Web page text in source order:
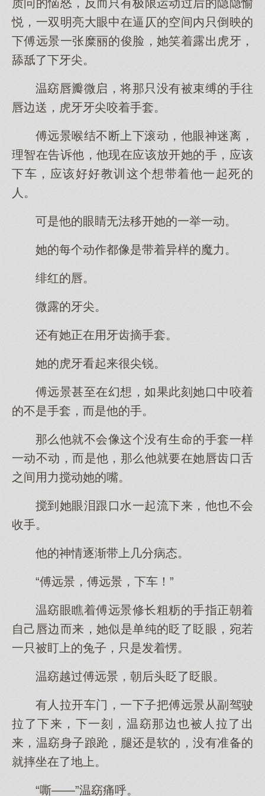
质问的恼怒，反而只有极限运动过后的隐隐愉
悦，一双明亮大眼中在逼仄的空间内只倒映的
下傅远景一张糜丽的俊脸，她笑着露出虎牙，
舔舐了下牙尖。
温窈唇瓣微启，将那只没有被束缚的手往
唇边送，虎牙牙尖咬着手套。
傅远景喉结不断上下滚动，他眼神迷离，
理智在告诉他，他现在应该放开她的手，应该
下车，应该好好教训这个想带着他一起死的
人。
可是他的眼睛无法移开她的一举一动。
她的每个动作都像是带着异样的魔力。
绯红的唇。
微露的牙尖。
还有她正在用牙齿摘手套。
她的虎牙看起来很尖锐。
傅远景甚至在幻想，如果此刻她口中咬着
的不是手套，而是他的手。
那么他就不会像这个没有生命的手套一样
一动不动，而是他，那么他就要在她唇齿口舌
之间用力搅动她的嘴。
搅到她眼泪跟口水一起流下来，他也不会
收手。
他的神情逐渐带上几分病态。
“傅远景，傅远景，下车！”
温窈眼瞧着傅远景修长粗粝的手指正朝着
自己唇边而来，她似是单纯的眨了眨眼，宛若
一只被盯上的兔子，只是发着愣。
温窈越过傅远景，朝后头眨了眨眼。
有人拉开车门，一下子把傅远景从副驾驶
拉了下来，下一刻，温窈那边也被人拉了出
来，温窈身子踉跄，腿还是软的，没有准备的
就摔坐在了地上。
“嘶——”温窈痛呼。